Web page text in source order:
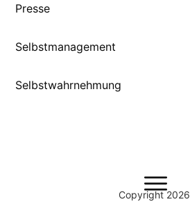
Presse
Selbstmanagement
Selbstwahrnehmung
Copyright2026